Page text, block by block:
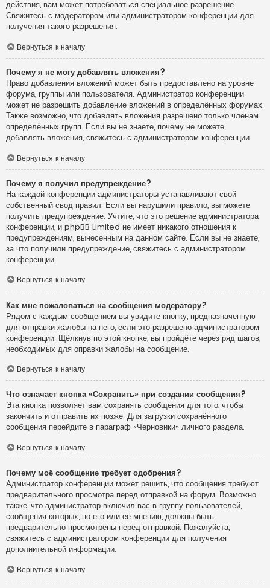
действия, вам может потребоваться специальное разрешение.
Свяжитесь с модератором или администратором конференции для
получения такого разрешения.
Вернуться к началу
Почему я не могу добавлять вложения?
Право добавления вложений может быть предоставлено на уровне
форума, группы или пользователя. Администратор конференции
может не разрешить добавление вложений в определённых форумах.
Также возможно, что добавлять вложения разрешено только членам
определённых групп. Если вы не знаете, почему не можете
добавлять вложения, свяжитесь с администратором конференции.
Вернуться к началу
Почему я получил предупреждение?
На каждой конференции администраторы устанавливают свой
собственный свод правил. Если вы нарушили правило, вы можете
получить предупреждение. Учтите, что это решение администратора
конференции, и phpBB Limited не имеет никакого отношения к
предупреждениям, вынесенным на данном сайте. Если вы не знаете,
за что получили предупреждение, свяжитесь с администратором
конференции.
Вернуться к началу
Как мне пожаловаться на сообщения модератору?
Рядом с каждым сообщением вы увидите кнопку, предназначенную
для отправки жалобы на него, если это разрешено администратором
конференции. Щёлкнув по этой кнопке, вы пройдёте через ряд шагов,
необходимых для оправки жалобы на сообщение.
Вернуться к началу
Что означает кнопка «Сохранить» при создании сообщения?
Эта кнопка позволяет вам сохранять сообщения для того, чтобы
закончить и отправить их позже. Для загрузки сохранённого
сообщения перейдите в параграф «Черновики» личного раздела.
Вернуться к началу
Почему моё сообщение требует одобрения?
Администратор конференции может решить, что сообщения требуют
предварительного просмотра перед отправкой на форум. Возможно
также, что администратор включил вас в группу пользователей,
сообщения которых, по его или её мнению, должны быть
предварительно просмотрены перед отправкой. Пожалуйста,
свяжитесь с администратором конференции для получения
дополнительной информации.
Вернуться к началу